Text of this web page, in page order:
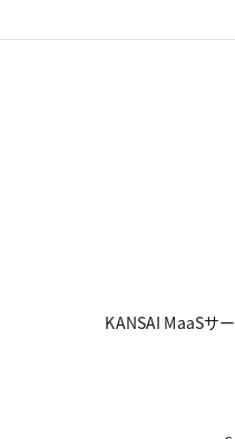
KANSAI MaaSサ